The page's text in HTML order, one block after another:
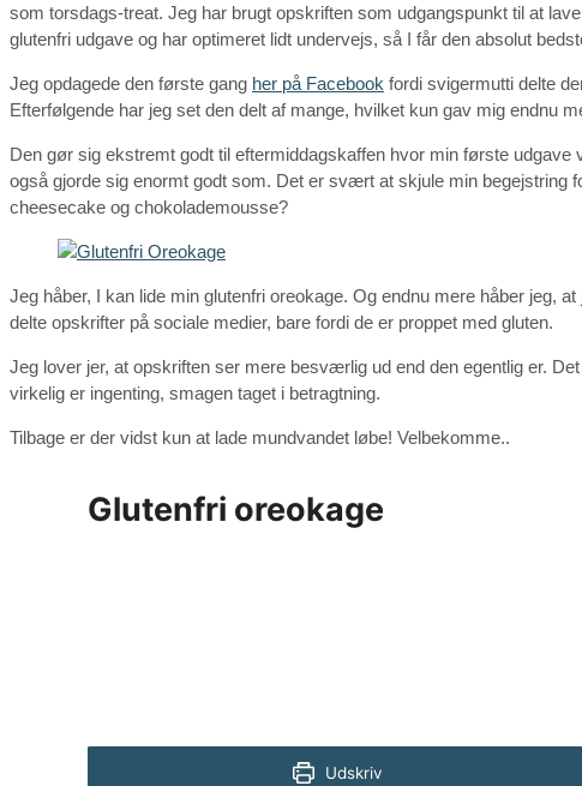
som torsdags-treat. Jeg har brugt opskriften som udgangspunkt til at
glutenfri udgave og har optimeret lidt undervejs, så I får den absolut
Jeg opdagede den første gang her på Facebook fordi svigermutti delte
Efterfølgende har jeg set den delt af mange, hvilket kun gav mig endnu
Den gør sig ekstremt godt til eftermiddagskaffen hvor min første
også gjorde sig enormt godt som. Det er svært at skjule min begejstring
cheesecake og chokolademousse?
Jeg håber, I kan lide min glutenfri oreokage. Og endnu mere håber jeg,
delte opskrifter på sociale medier, bare fordi de er proppet med gluten.
Jeg lover jer, at opskriften ser mere besværlig ud end den egentlig er.
virkelig er ingenting, smagen taget i betragtning.
Tilbage er der vidst kun at lade mundvandet løbe! Velbekomme..
Glutenfri oreokage
Udskriv